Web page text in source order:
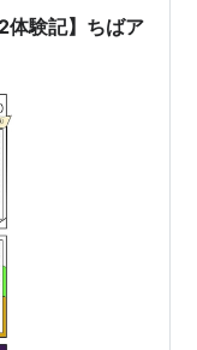
体験記】ちばア